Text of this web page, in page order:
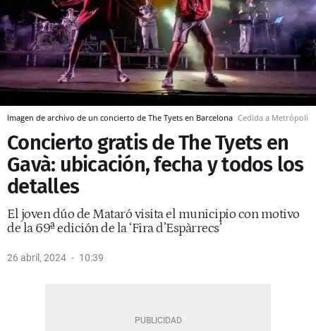
Imagen de archivo de un concierto de The Tyets en Barcelona Cedida a Metrópoli
Concierto gratis de The Tyets en
Gavà: ubicación, fecha y todos los
detalles
El joven dúo de Mataró visita el municipio con motivo
de la 69ª edición de la ‘Fira d’Espàrrecs’
26 abril, 2024 10:39